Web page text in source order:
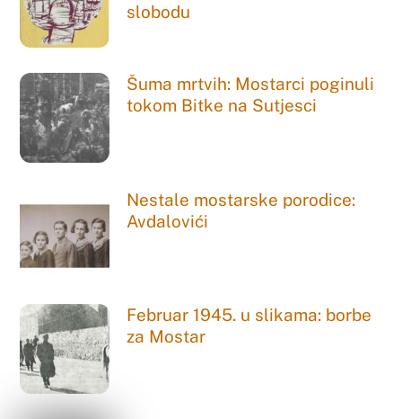
slobodu
Šuma mrtvih: Mostarci poginuli
tokom Bitke na Sutjesci
Nestale mostarske porodice:
Avdalovići
Februar 1945. u slikama: borbe
za Mostar